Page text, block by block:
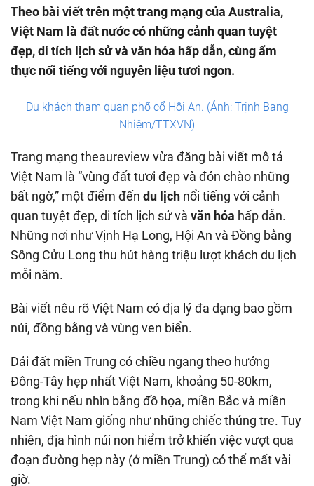
Theo bài viết trên một trang mạng của Australia,
Việt Nam là đất nước có những cảnh quan tuyệt
đẹp, di tích lịch sử và văn hóa hấp dẫn, cùng ẩm
thực nổi tiếng với nguyên liệu tươi ngon.
Du khách tham quan phố cổ Hội An. (Ảnh: Trịnh Bang
Nhiệm/TTXVN)
Trang mạng theaureview vừa đăng bài viết mô tả
Việt Nam là “vùng đất tươi đẹp và đón chào những
bất ngờ,” một điểm đến du lịch nổi tiếng với cảnh
quan tuyệt đẹp, di tích lịch sử và văn hóa hấp dẫn.
Những nơi như Vịnh Hạ Long, Hội An và Đồng bằng
Sông Cửu Long thu hút hàng triệu lượt khách du lịch
mỗi năm.
Bài viết nêu rõ Việt Nam có địa lý đa dạng bao gồm
núi, đồng bằng và vùng ven biển.
Dải đất miền Trung có chiều ngang theo hướng
Đông-Tây hẹp nhất Việt Nam, khoảng 50-80km,
trong khi nếu nhìn bằng đồ họa, miền Bắc và miền
Nam Việt Nam giống như những chiếc thúng tre. Tuy
nhiên, địa hình núi non hiểm trở khiến việc vượt qua
đoạn đường hẹp này (ở miền Trung) có thể mất vài
giờ.